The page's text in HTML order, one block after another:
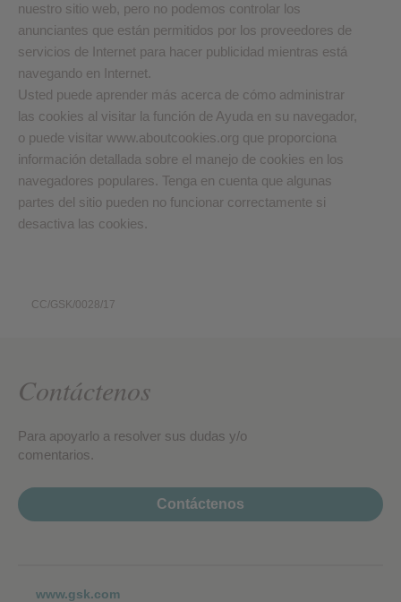
nuestro sitio web, pero no podemos controlar los
anunciantes que están permitidos por los proveedores de
servicios de Internet para hacer publicidad mientras está
navegando en Internet.
Usted puede aprender más acerca de cómo administrar
las cookies al visitar la función de Ayuda en su navegador,
o puede visitar www.aboutcookies.org que proporciona
información detallada sobre el manejo de cookies en los
navegadores populares. Tenga en cuenta que algunas
partes del sitio pueden no funcionar correctamente si
desactiva las cookies.
CC/GSK/0028/17
Contáctenos
Para apoyarlo a resolver sus dudas y/o
comentarios.
Contáctenos
www.gsk.com